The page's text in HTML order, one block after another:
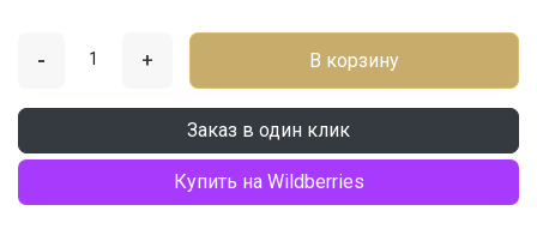
- + В корзину
Заказ в один клик
Купить на Wildberries